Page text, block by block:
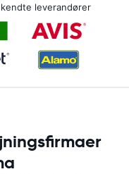
leverandører